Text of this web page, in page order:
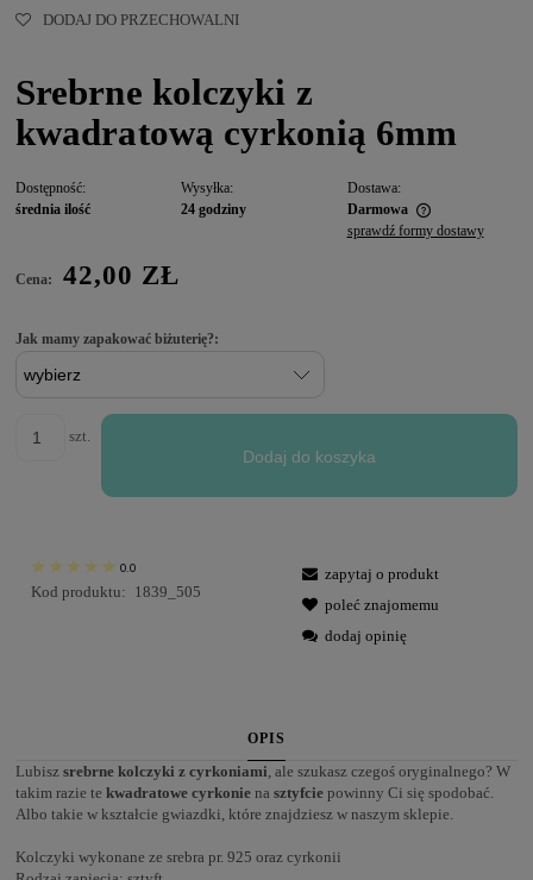
DODAJ DO PRZECHOWALNI
Srebrne kolczyki z
kwadratową cyrkonią 6mm
Dostępność:
średnia ilość
Wysyłka:
24 godziny
Dostawa:
Darmowa
sprawdź formy dostawy
Cena: 42,00 ZŁ
Jak mamy zapakować biżuterię?:
szt.
Dodaj do koszyka
0.0
Kod produktu: 1839_505
zapytaj o produkt
poleć znajomemu
dodaj opinię
OPIS
Lubisz srebrne kolczyki z cyrkoniami , ale szukasz czegoś oryginalnego? W
takim razie te kwadratowe cyrkonie na sztyfcie powinny Ci się spodobać.
Albo takie w kształcie gwiazdki, które znajdziesz w naszym sklepie.
Kolczyki wykonane ze srebra pr. 925 oraz cyrkonii